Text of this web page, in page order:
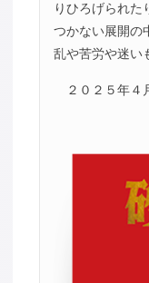
りひろげられた
つかない展開の
乱や苦労や迷い
２０２５年４